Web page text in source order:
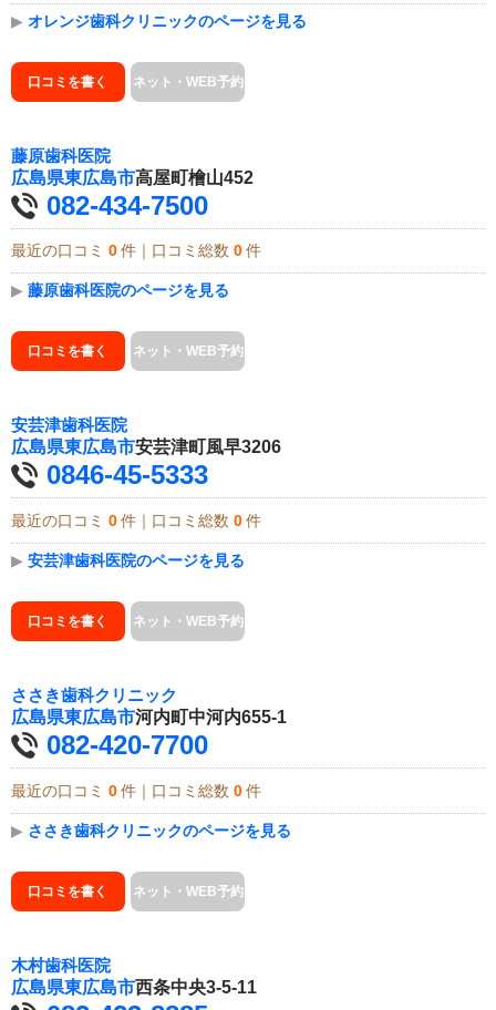
▶ オレンジ歯科クリニックのページを見る
口コミを書く ネット・WEB予約
藤原歯科医院
広島県東広島市高屋町檜山452
082-434-7500
最近の口コミ 0 件｜口コミ総数 0 件
▶ 藤原歯科医院のページを見る
口コミを書く ネット・WEB予約
安芸津歯科医院
広島県東広島市安芸津町風早3206
0846-45-5333
最近の口コミ 0 件｜口コミ総数 0 件
▶ 安芸津歯科医院のページを見る
口コミを書く ネット・WEB予約
ささき歯科クリニック
広島県東広島市河内町中河内655-1
082-420-7700
最近の口コミ 0 件｜口コミ総数 0 件
▶ ささき歯科クリニックのページを見る
口コミを書く ネット・WEB予約
木村歯科医院
広島県東広島市西条中央3-5-11